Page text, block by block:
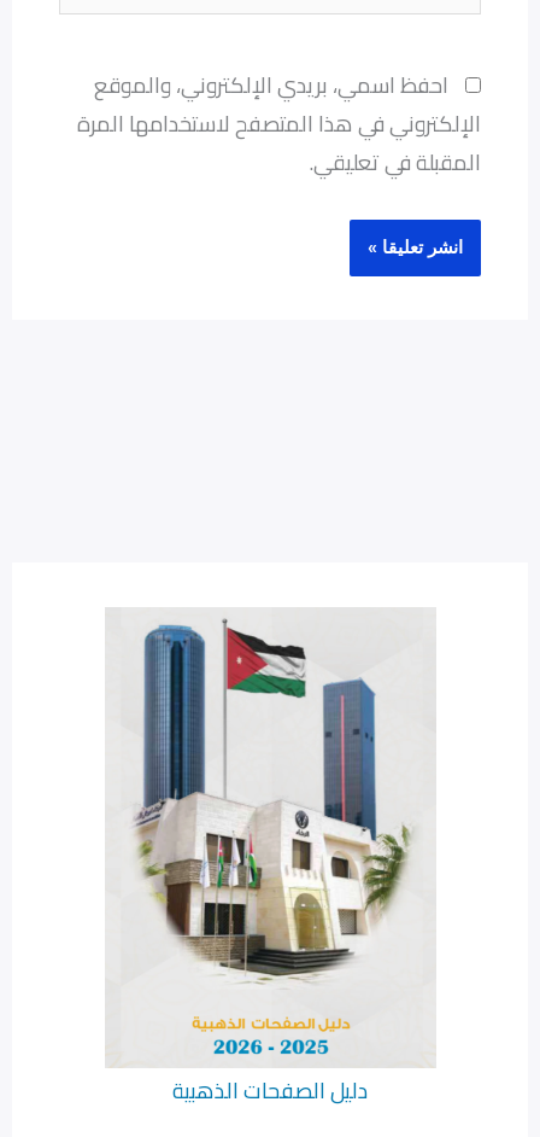
احفظ اسمي، بريدي الإلكتروني، والموقع
الإلكتروني في هذا المتصفح لاستخدامها المرة
المقبلة في تعليقي.
دليل الصفحات الذهبية